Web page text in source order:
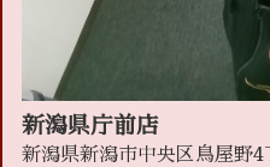
新潟県庁前店
新潟県新潟市中央区鳥屋野4